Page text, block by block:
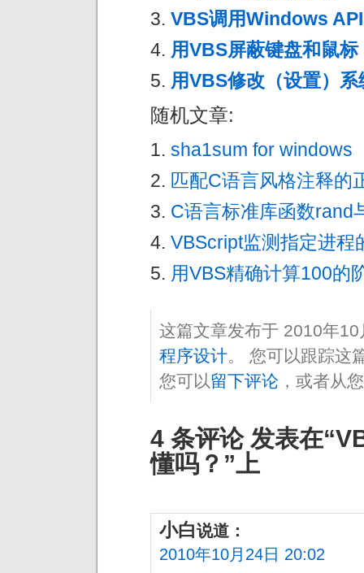
VBS调用Windows
用VBS屏蔽键盘和鼠标
用VBS修改（设置）
随机文章:
sha1sum for windows
匹配C语言风格注释的
C语言标准库函数rand
VBScript监测指定进程
用VBS精确计算100的
这篇文章发布于 2010年
程序设计。 您可以跟踪这
您可以留下评论 ，或者从
4 条评论 发表在
懂吗？”上
小白说道：
2010年10月24日 20:02